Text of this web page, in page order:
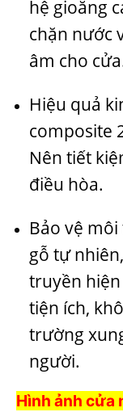
hệ gioăng
chặn nước
âm cho
Hiệu quả
composite
Nên tiết
điều hòa.
Bảo vệ
gỗ tự
truyền hiện
tiện ích,
trường
người.
Hình ảnh cửa